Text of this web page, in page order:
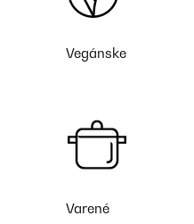
Vegánske
Varené